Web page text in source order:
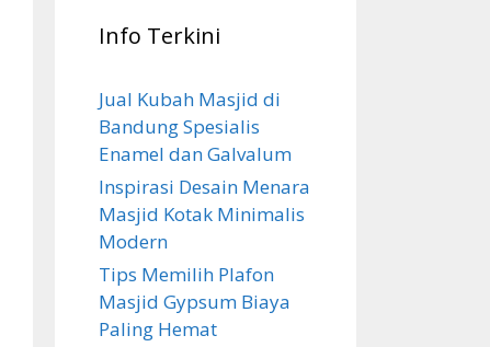
Info Terkini
Jual Kubah Masjid di
Bandung Spesialis
Enamel dan Galvalum
Inspirasi Desain Menara
Masjid Kotak Minimalis
Modern
Tips Memilih Plafon
Masjid Gypsum Biaya
Paling Hemat